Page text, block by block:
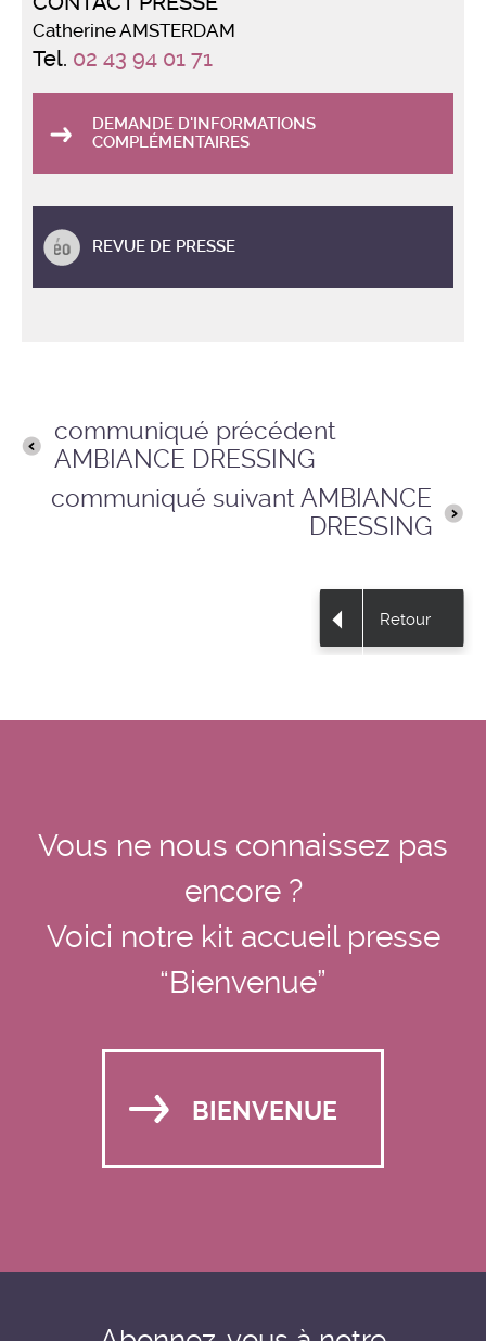
Catherine AMSTERDAM
Tel. 02 43 94 01 71
DEMANDE D'INFORMATIONS
COMPLÉMENTAIRES
REVUE DE PRESSE
communiqué précédent
AMBIANCE DRESSING
communiqué suivant AMBIANCE
DRESSING
Retour
Vous ne nous connaissez pas
encore ?
Voici notre kit accueil presse
“Bienvenue”
BIENVENUE